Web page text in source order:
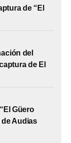
de “El
del
de El
Güero
Audias